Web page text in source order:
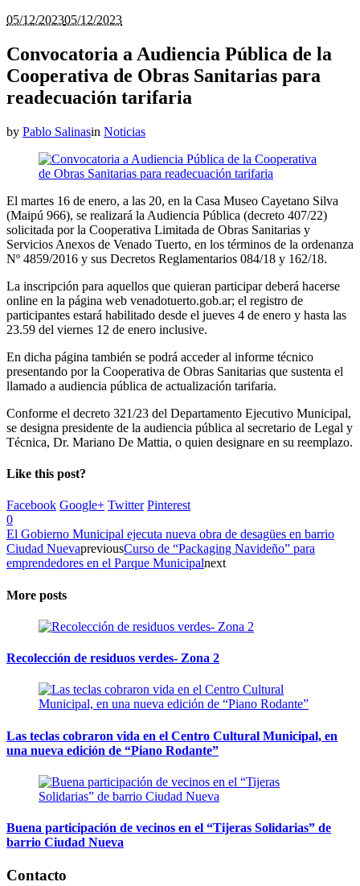
05/12/202305/12/2023
Convocatoria a Audiencia Pública de la
Cooperativa de Obras Sanitarias para
readecuación tarifaria
by Pablo Salinasin Noticias
El martes 16 de enero, a las 20, en la Casa Museo Cayetano Silva
(Maipú 966), se realizará la Audiencia Pública (decreto 407/22)
solicitada por la Cooperativa Limitada de Obras Sanitarias y
Servicios Anexos de Venado Tuerto, en los términos de la ordenanza
Nº 4859/2016 y sus Decretos Reglamentarios 084/18 y 162/18.
La inscripción para aquellos que quieran participar deberá hacerse
online en la página web venadotuerto.gob.ar; el registro de
participantes estará habilitado desde el jueves 4 de enero y hasta las
23.59 del viernes 12 de enero inclusive.
En dicha página también se podrá acceder al informe técnico
presentando por la Cooperativa de Obras Sanitarias que sustenta el
llamado a audiencia pública de actualización tarifaria.
Conforme el decreto 321/23 del Departamento Ejecutivo Municipal,
se designa presidente de la audiencia pública al secretario de Legal y
Técnica, Dr. Mariano De Mattia, o quien designare en su reemplazo.
Like this post?
Facebook Google+ Twitter Pinterest
0
El Gobierno Municipal ejecuta nueva obra de desagües en barrio
Ciudad NuevapreviousCurso de “Packaging Navideño” para
emprendedores en el Parque Municipalnext
More posts
Recolección de residuos verdes- Zona 2
Las teclas cobraron vida en el Centro Cultural Municipal, en
una nueva edición de “Piano Rodante”
Buena participación de vecinos en el “Tijeras Solidarias” de
barrio Ciudad Nueva
Contacto